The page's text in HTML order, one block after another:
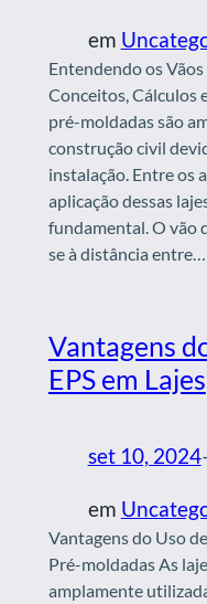
em
Entendendo os
Conceitos, Cálculos
pré-moldadas são
construção civil
instalação. Entre os
aplicação dessas
fundamental. O vão
se à distância entre…
Vantagens
EPS em Lajes
set 10, 2024
em
Vantagens do Uso
Pré-moldadas As
amplamente